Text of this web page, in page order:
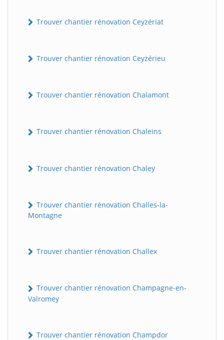
Trouver chantier rénovation Ceyzériat
Trouver chantier rénovation Ceyzérieu
Trouver chantier rénovation Chalamont
Trouver chantier rénovation Chaleins
Trouver chantier rénovation Chaley
Trouver chantier rénovation Challes-la-
Montagne
Trouver chantier rénovation Challex
Trouver chantier rénovation Champagne-en-
Valromey
Trouver chantier rénovation Champdor